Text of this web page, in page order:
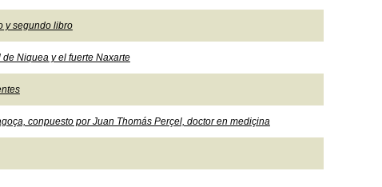
y segundo libro
Niquea y el fuerte Naxarte
conpuesto por Juan Thomás Perçel, doctor en mediçina